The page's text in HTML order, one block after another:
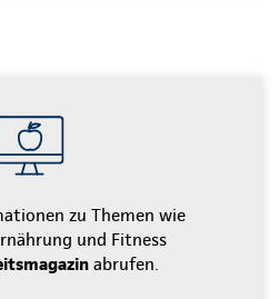
zu Themen wie
und Fitness
abrufen.